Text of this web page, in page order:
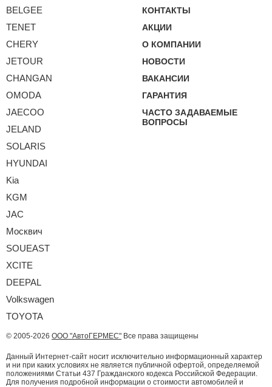
BELGEE
TENET
CHERY
JETOUR
CHANGAN
OMODA
JAECOO
JELAND
SOLARIS
HYUNDAI
Kia
KGM
JAC
Москвич
SOUEAST
XCITE
DEEPAL
Volkswagen
TOYOTA
КОНТАКТЫ
АКЦИИ
О КОМПАНИИ
НОВОСТИ
ВАКАНСИИ
ГАРАНТИЯ
ЧАСТО ЗАДАВАЕМЫЕ
ВОПРОСЫ
© 2005-2026 ООО "АвтоГЕРМЕС" Все права защищены
Данный Интернет-сайт носит исключительно информационный характер
и ни при каких условиях не является публичной офертой, определяемой
положениями Статьи 437 Гражданского кодекса Российской Федерации.
Для получения подробной информации о стоимости автомобилей и